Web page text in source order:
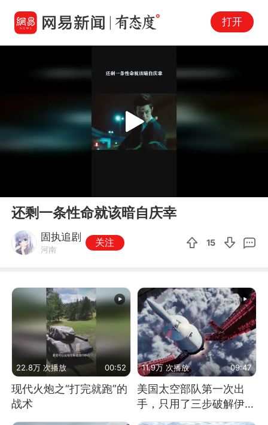
打开
Play
还剩一条性命就该暗自庆幸
固执追剧
河南
关注 15
22.8万 次播放 00:52
现代火炮之“打完就跑”的
战术
11.9万 次播放 09:47
美国太空部队第一次出
手，只用了三步破解伊朗
防空